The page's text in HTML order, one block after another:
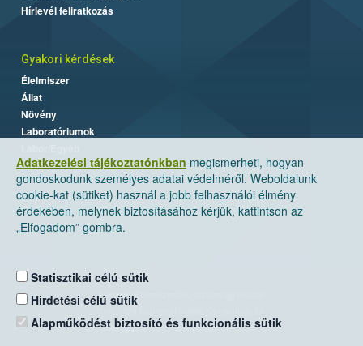
Adatkezelési tájékoztatónkban megismerheti, hogyan
gondoskodunk személyes adatai védelméről. Weboldalunk
cookie-kat (sütiket) használ a jobb felhasználói élmény
érdekében, melynek biztosításához kérjük, kattintson az
„Elfogadom” gombra.
Statisztikai célú sütik
Hirdetési célú sütik
Alapműködést biztosító és funkcionális sütik
Hírlevél feliratkozás
Gyakori kérdések
Élelmiszer
Állat
Növény
Laboratóriumok
Nemzeti Élelmiszerlánc-biztonsági Hivatal
Levelezési cím: 1525 Budapest. Pf. 30.